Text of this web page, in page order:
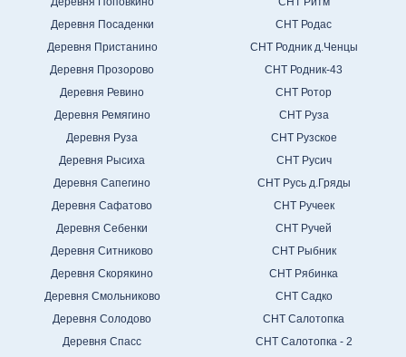
Деревня Посаденки
Деревня Пристанино
Деревня Прозорово
Деревня Ревино
Деревня Ремягино
Деревня Руза
Деревня Рысиха
Деревня Сапегино
Деревня Сафатово
Деревня Себенки
Деревня Ситниково
Деревня Скорякино
Деревня Смольниково
Деревня Солодово
Деревня Спасс
СНТ Родас
СНТ Родник д.Ченцы
СНТ Родник-43
СНТ Ротор
СНТ Руза
СНТ Рузское
СНТ Русич
СНТ Русь д.Гряды
СНТ Ручеек
СНТ Ручей
СНТ Рыбник
СНТ Рябинка
СНТ Садко
СНТ Салотопка
СНТ Салотопка - 2